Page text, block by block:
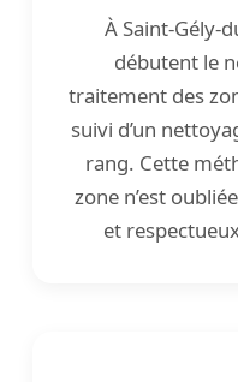
À Saint-Gély-
débutent le
traitement des
suivi d’un
rang. Cette
zone n’est
et